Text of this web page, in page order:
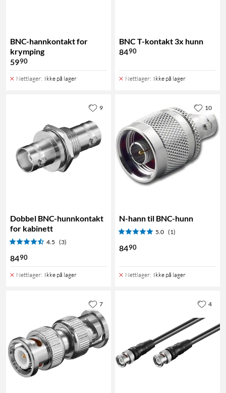
BNC-hannkontakt for
krymping
5990
Nettlager: Ikke på lager
BNC T-kontakt 3x hunn
8490
Nettlager: Ikke på lager
Dobbel BNC-hunnkontakt
for kabinett
4.5 (3)
8490
Nettlager: Ikke på lager
9
N-hann til BNC-hunn
5.0 (1)
8490
Nettlager: Ikke på lager
10
7 4